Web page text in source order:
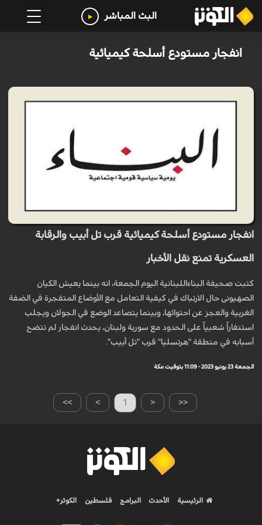
البث المباشر
انفجار مستودع أسلحة كيميائية
انفجار مستودع أسلحة كيميائية قرب تل أبيب والرقابة
العسكرية تمنع نقل الأخبار
كتبت صحيفة البناءاللبنانية اليوم الجمعة، انه بينما يعيش الكيان
الصهیونی حال الارتباك في كيفية التعامل مع الأوضاع المتفجرة في الضفة
الغربية والعجز عن احتوائها، وبينما يتصاعد الوضع في الجولان ويجلب
استنفاراً شعبياً على الحدود مع سورية ولبنان، يحدث انفجار لم تتضح
أسبابه في منطقة "هرتسليا" قرب "تل أبيب".
الجمعة 23 يونيو 2023 - 11:09 بتوقيت مكة
>> > 1 < <<
الرئيسية الأحدث البرامج فلسطين الكوثر+